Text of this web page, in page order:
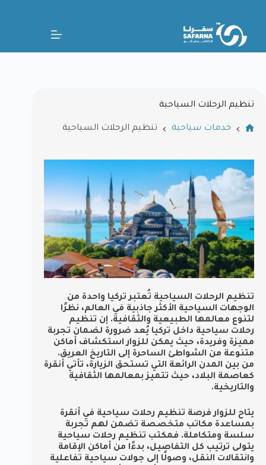
تنظيم الرحلات السياحية
خدمات سياحية تنظيم الرحلات السياحية
تنظيم الرحلات السياحية تُعتبر تركيا واحدة من
الوجهات السياحية الأكثر جاذبية في العالم، نظرًا
لتنوع معالمها الطبيعية والثقافية. إن تنظيم
رحلات سياحية داخل تركيا يُعد ضرورة لضمان تجربة
مميزة وفريدة، حيث يمكن للزوار استكشاف أماكن
متنوعة من الشواطئ الساحرة إلى التاريخ العريق.
من بين المدن الرائعة التي تستحق الزيارة، تأتي أنقرة
كعاصمة البلاد، حيث تتميز بمعالمها الثقافية
والتاريخية.
يتاح للزوار فرصة تنظيم رحلات سياحية في أنقرة
بمساعدة مكاتب متخصصة تضمن لهم تجربة
سلسة ومتكاملة. فمكتب تنظيم رحلات سياحية
يتولى ترتيب كل التفاصيل، بدءًا من أماكن الإقامة
وانتقالات النقل، وصولًا إلى جولات سياحية تفاعلية